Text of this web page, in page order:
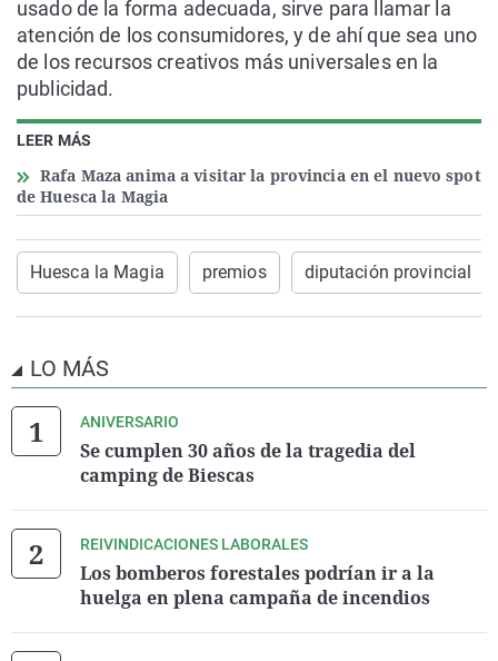
LEER MÁS
Rafa Maza anima a visitar la provincia en el nuevo spot
de Huesca la Magia
usado de la forma adecuada, sirve para llamar la
atención de los consumidores, y de ahí que sea uno
de los recursos creativos más universales en la
publicidad.
Huesca la Magia premios diputación provincial
LO MÁS
ANIVERSARIO
Se cumplen 30 años de la tragedia del
camping de Biescas
REIVINDICACIONES LABORALES
Los bomberos forestales podrían ir a la
huelga en plena campaña de incendios